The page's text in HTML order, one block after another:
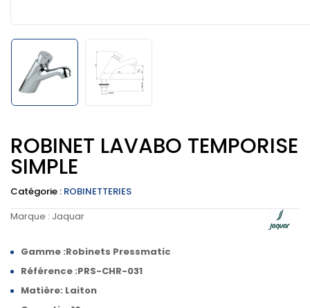
ROBINET LAVABO TEMPORISE
SIMPLE
Catégorie : ROBINETTERIES
Marque : Jaquar
Gamme :Robinets Pressmatic
Référence :PRS-CHR-031
Matière: Laiton